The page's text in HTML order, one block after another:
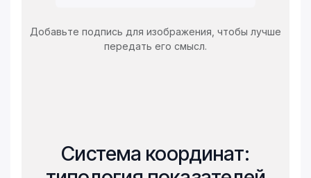
Добавьте подпись для изображения, чтобы лучше
передать его смысл.
Система координат: